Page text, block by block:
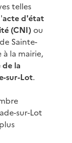
telles
acte d'état
(CNI) ou
Sainte-
la mairie,
de la
sur-Lot.
sur-Lot